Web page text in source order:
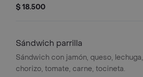
champiñón y piña.
$ 18.500
Sándwich parrilla
Sándwich con jamón, queso, lechuga,
chorizo, tomate, carne, tocineta.